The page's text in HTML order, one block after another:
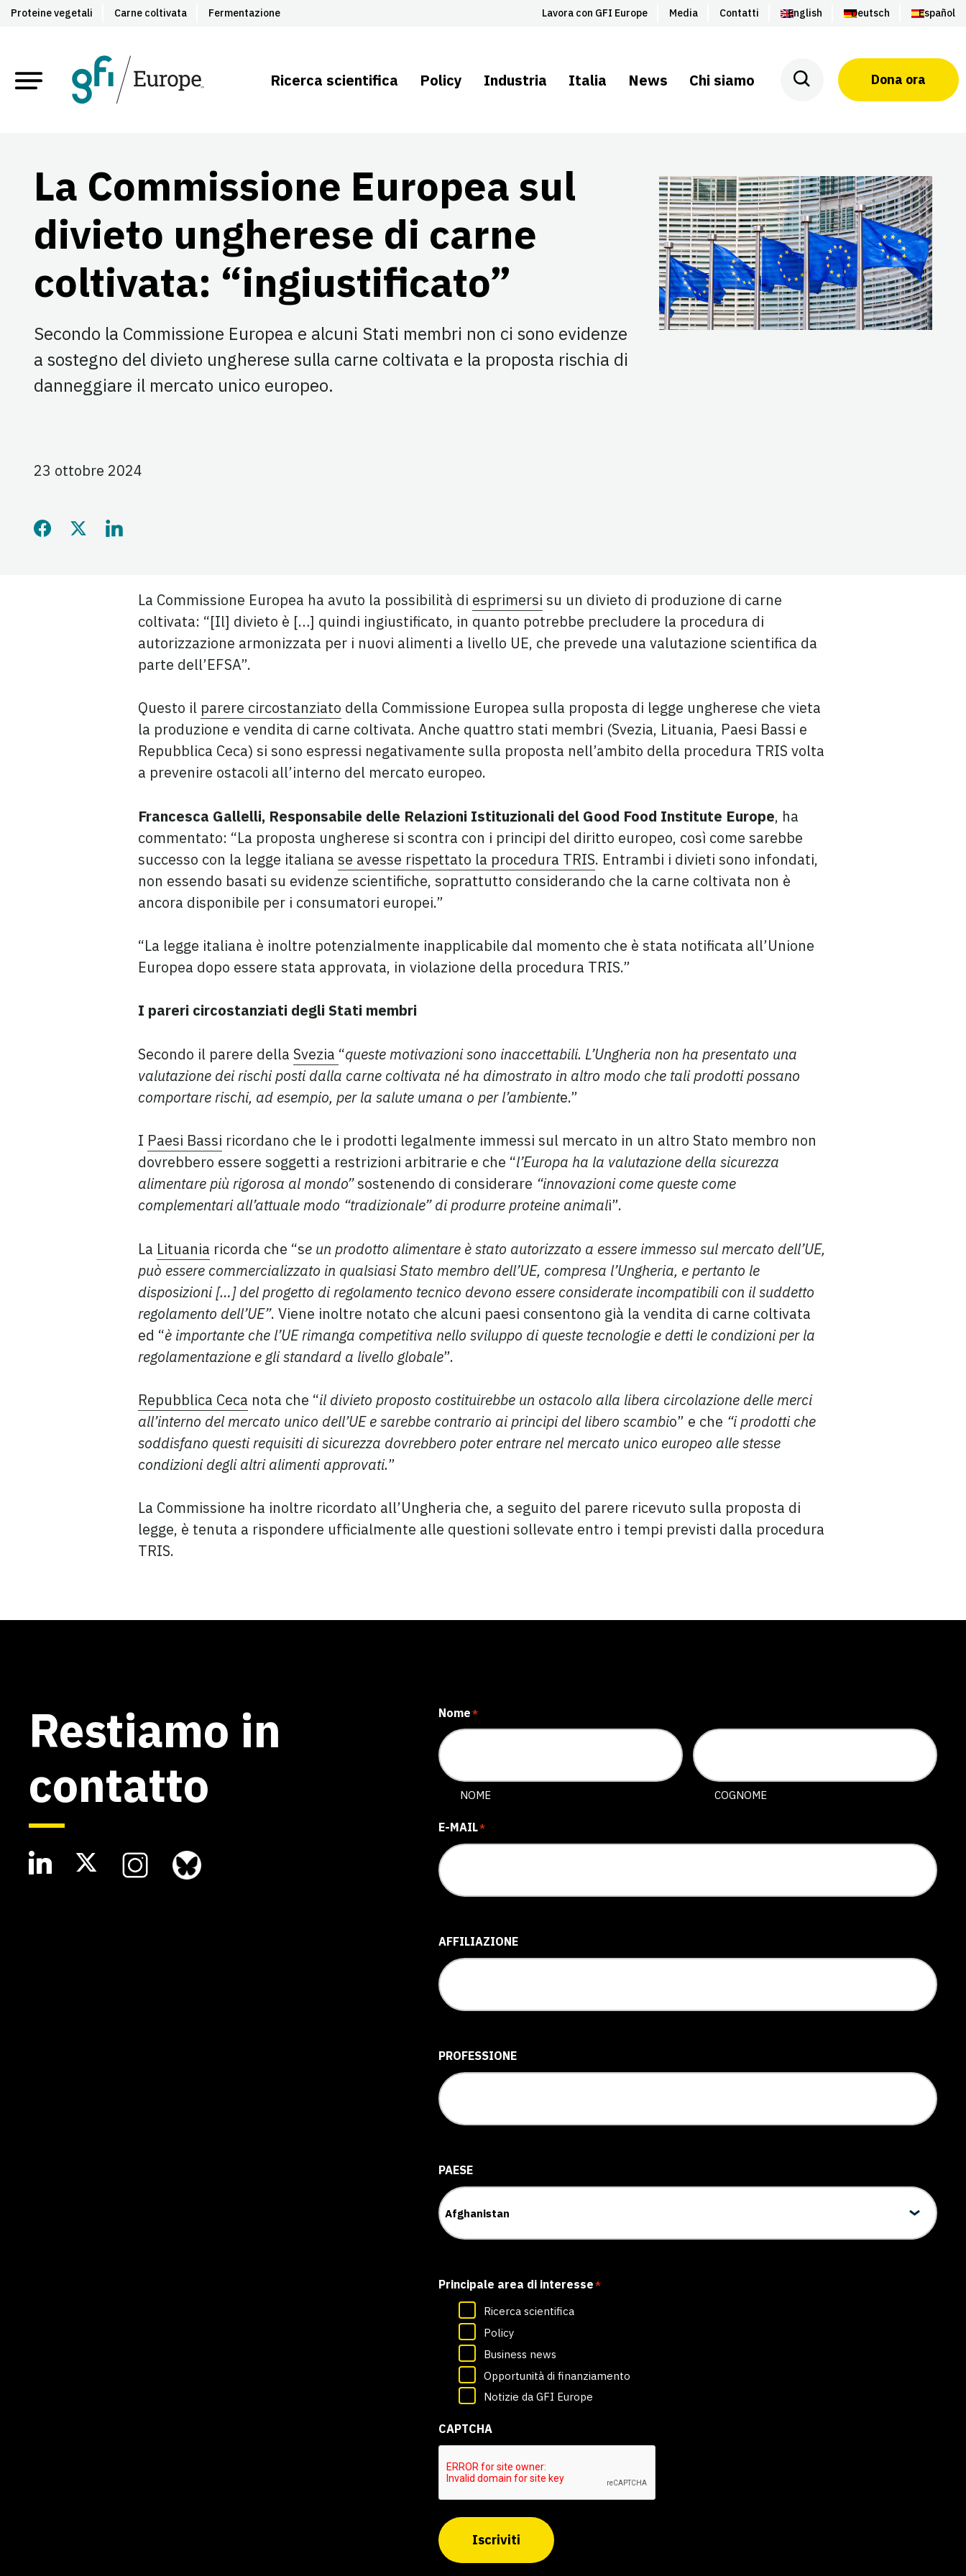
Proteine vegetali Carne coltivata Fermentazione Lavora con GFI Europe Media Contatti English Deutsch Español
Ricerca scientifica Policy Industria Italia News Chi siamo Dona ora
La Commissione Europea sul
divieto ungherese di carne
coltivata: “ingiustificato”
Secondo la Commissione Europea e alcuni Stati membri non ci sono evidenze
a sostegno del divieto ungherese sulla carne coltivata e la proposta rischia di
danneggiare il mercato unico europeo.
23 ottobre 2024
Condividi questa pagina su Facebook
Condividi questa pagina su Twitter
Condividi questa pagina su LinkedIn
La Commissione Europea ha avuto la possibilità di esprimersi su un divieto di produzione di carne
coltivata: “[Il] divieto è […] quindi ingiustificato, in quanto potrebbe precludere la procedura di
autorizzazione armonizzata per i nuovi alimenti a livello UE, che prevede una valutazione scientifica da
parte dell’EFSA”.
Questo il parere circostanziato della Commissione Europea sulla proposta di legge ungherese che vieta
la produzione e vendita di carne coltivata. Anche quattro stati membri (Svezia, Lituania, Paesi Bassi e
Repubblica Ceca) si sono espressi negativamente sulla proposta nell’ambito della procedura TRIS volta
a prevenire ostacoli all’interno del mercato europeo.
Francesca Gallelli, Responsabile delle Relazioni Istituzionali del Good Food Institute Europe, ha
commentato: “La proposta ungherese si scontra con i principi del diritto europeo, così come sarebbe
successo con la legge italiana se avesse rispettato la procedura TRIS. Entrambi i divieti sono infondati,
non essendo basati su evidenze scientifiche, soprattutto considerando che la carne coltivata non è
ancora disponibile per i consumatori europei.”
“La legge italiana è inoltre potenzialmente inapplicabile dal momento che è stata notificata all’Unione
Europea dopo essere stata approvata, in violazione della procedura TRIS.”
I pareri circostanziati degli Stati membri
Secondo il parere della Svezia “queste motivazioni sono inaccettabili. L’Ungheria non ha presentato una
valutazione dei rischi posti dalla carne coltivata né ha dimostrato in altro modo che tali prodotti possano
comportare rischi, ad esempio, per la salute umana o per l’ambiente.”
I Paesi Bassi ricordano che le i prodotti legalmente immessi sul mercato in un altro Stato membro non
dovrebbero essere soggetti a restrizioni arbitrarie e che “l’Europa ha la valutazione della sicurezza
alimentare più rigorosa al mondo”sostenendo di considerare “innovazioni come queste come
complementari all’attuale modo “tradizionale” di produrre proteine animali”.
La Lituania ricorda che “se un prodotto alimentare è stato autorizzato a essere immesso sul mercato dell’UE,
può essere commercializzato in qualsiasi Stato membro dell’UE, compresa l’Ungheria, e pertanto le
disposizioni […] del progetto di regolamento tecnico devono essere considerate incompatibili con il suddetto
regolamento dell’UE”. Viene inoltre notato che alcuni paesi consentono già la vendita di carne coltivata
ed “è importante che l’UE rimanga competitiva nello sviluppo di queste tecnologie e detti le condizioni per la
regolamentazione e gli standard a livello globale”.
Repubblica Ceca nota che “il divieto proposto costituirebbe un ostacolo alla libera circolazione delle merci
all’interno del mercato unico dell’UE e sarebbe contrario ai principi del libero scambio” e che “i prodotti che
soddisfano questi requisiti di sicurezza dovrebbero poter entrare nel mercato unico europeo alle stesse
condizioni degli altri alimenti approvati.”
La Commissione ha inoltre ricordato all’Ungheria che, a seguito del parere ricevuto sulla proposta di
legge, è tenuta a rispondere ufficialmente alle questioni sollevate entro i tempi previsti dalla procedura
TRIS.
Restiamo in
contatto
Nome*
NOME COGNOME
E-MAIL*
AFFILIAZIONE
PROFESSIONE
PAESE
Principale area di interesse*
Ricerca scientifica
Policy
Business news
Opportunità di finanziamento
Notizie da GFI Europe
CAPTCHA
Iscriviti